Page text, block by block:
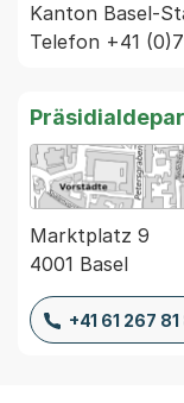
Kanton Basel-
Marktplatz 9
4001 Basel
+41 61 267 81